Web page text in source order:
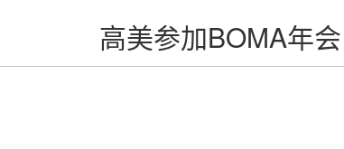
高美参加BOMA年会